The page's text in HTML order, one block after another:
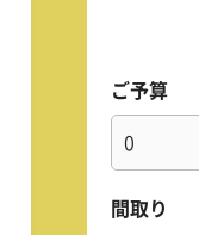
ご予算
間取り